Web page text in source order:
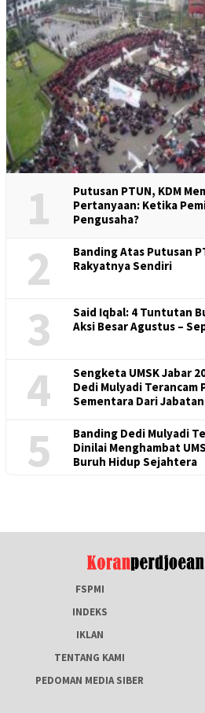
1
Putusan PTUN, KDM
Pertanyaan: Ketika
Pengusaha?
2
Banding Atas Putusan
Rakyatnya Sendiri
3
Said Iqbal: 4 Tuntutan
Aksi Besar Agustus –
4
Sengketa UMSK Jabar
Dedi Mulyadi Terancam
Sementara Dari
5
Banding Dedi Mulyadi
Dinilai Menghambat
Buruh Hidup Sejahtera
FSPMI
INDEKS
IKLAN
TENTANG KAMI
PEDOMAN MEDIA SIBER